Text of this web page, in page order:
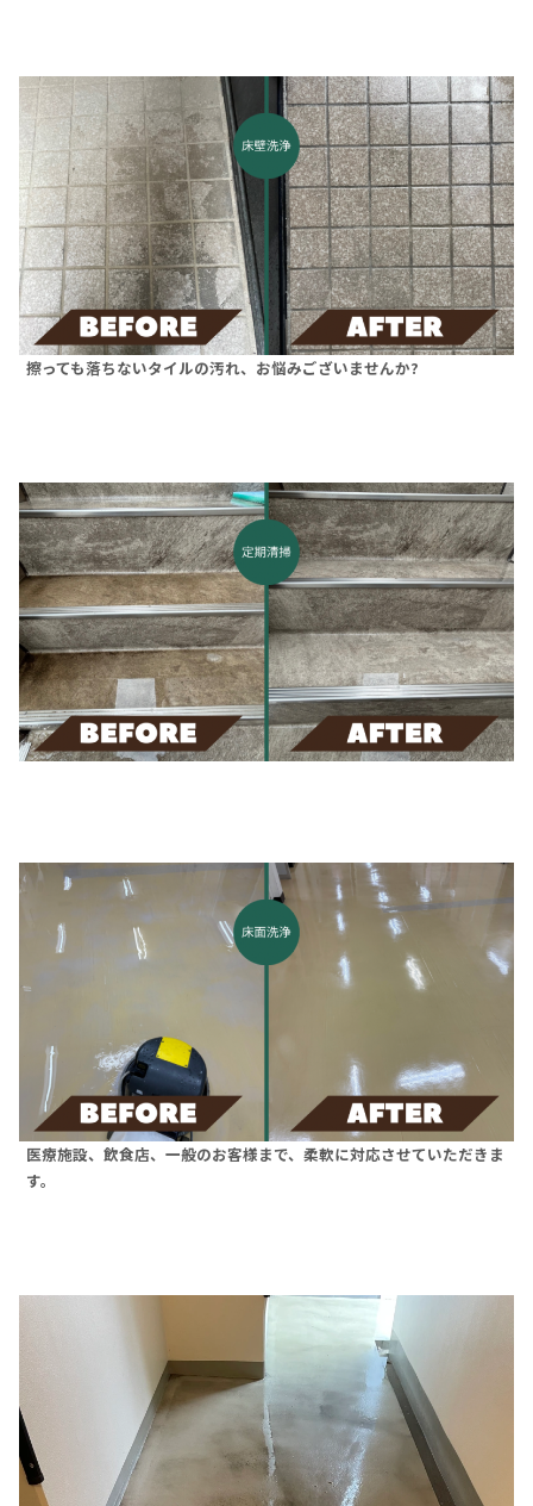
擦っても落ちないタイルの汚れ、お悩みございませんか?
医療施設、飲食店、一般のお客様まで、柔軟に対応させていただきま
す。